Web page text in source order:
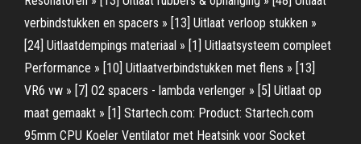
verbindstukken en spacers » [13] Uitlaat verloop stukken »
[24] Uitlaatdempings materiaal » [1] Uitlaatsysteem compleet
Performance » [10] Uitlaatverbindstukken met flens » [13]
VR6 vw » [7] O2 spacers - lambda verlenger » [5] Uitlaat op
maat gemaakt » [1] Startech.com: Product: Startech.com
95mm CPU Koeler Ventilator met Heatsink voor Socket